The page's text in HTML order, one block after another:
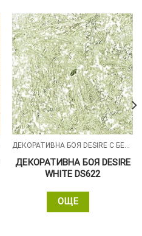
ДЕКОРАТИВНА БОЯ DESIRE С БЕЛИ СИЛИКОНОВИ ЧАСТИЦИ
ДЕКОРАТИВНА БОЯ DESIRE
WHITE DS622
ОЩЕ